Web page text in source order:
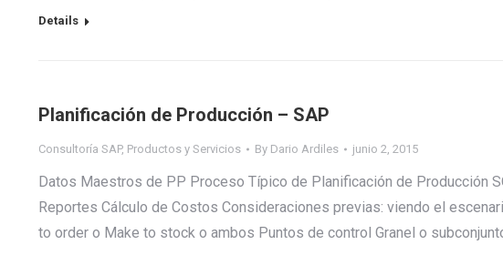
Details
Planificación de Producción – SAP
Consultoría SAP, Productos y Servicios By Dario Ardiles junio 2, 2015
Datos Maestros de PP Proceso Típico de Planificación de Producción
Reportes Cálculo de Costos Consideraciones previas: viendo el
to order o Make to stock o ambos Puntos de control Granel o